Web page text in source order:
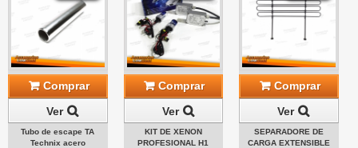
Comprar
Ver
Tubo de escape TA
Technix acero
Comprar
Ver
KIT DE XENON
PROFESIONAL H1
Comprar
Ver
SEPARADORE DE
CARGA EXTENSIBLE